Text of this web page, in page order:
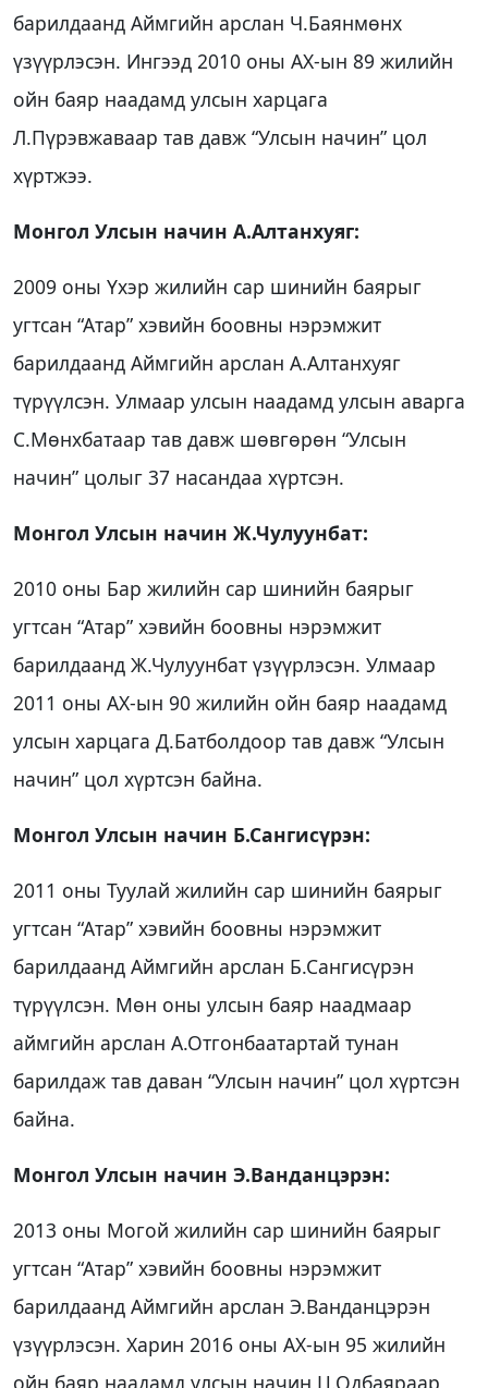
барилдаанд Аймгийн арслан Ч.Баянмөнх
үзүүрлэсэн. Ингээд 2010 оны АХ-ын 89 жилийн
ойн баяр наадамд улсын харцага
Л.Пүрэвжаваар тав давж “Улсын начин” цол
хүртжээ.
Монгол Улсын начин А.Алтанхуяг:
2009 оны Үхэр жилийн сар шинийн баярыг
угтсан “Атар” хэвийн боовны нэрэмжит
барилдаанд Аймгийн арслан А.Алтанхуяг
түрүүлсэн. Улмаар улсын наадамд улсын аварга
С.Мөнхбатаар тав давж шөвгөрөн “Улсын
начин” цолыг 37 насандаа хүртсэн.
Монгол Улсын начин Ж.Чулуунбат:
2010 оны Бар жилийн сар шинийн баярыг
угтсан “Атар” хэвийн боовны нэрэмжит
барилдаанд Ж.Чулуунбат үзүүрлэсэн. Улмаар
2011 оны АХ-ын 90 жилийн ойн баяр наадамд
улсын харцага Д.Батболдоор тав давж “Улсын
начин” цол хүртсэн байна.
Монгол Улсын начин Б.Сангисүрэн:
2011 оны Туулай жилийн сар шинийн баярыг
угтсан “Атар” хэвийн боовны нэрэмжит
барилдаанд Аймгийн арслан Б.Сангисүрэн
түрүүлсэн. Мөн оны улсын баяр наадмаар
аймгийн арслан А.Отгонбаатартай тунан
барилдаж тав даван “Улсын начин” цол хүртсэн
байна.
Монгол Улсын начин Э.Ванданцэрэн:
2013 оны Могой жилийн сар шинийн баярыг
угтсан “Атар” хэвийн боовны нэрэмжит
барилдаанд Аймгийн арслан Э.Ванданцэрэн
үзүүрлэсэн. Харин 2016 оны АХ-ын 95 жилийн